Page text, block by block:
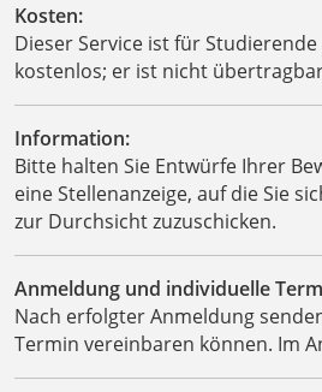
Kosten:
Dieser Service ist für
kostenlos; er ist nicht
Information:
Bitte halten Sie Entwürfe Ihrer
eine Stellenanzeige, auf die Sie
zur Durchsicht zuzuschicken.
Anmeldung und individuelle
Nach erfolgter Anmeldung
Termin vereinbaren können. Im